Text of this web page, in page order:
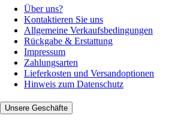
Über uns?
Kontaktieren Sie uns
Allgemeine Verkaufsbedingungen
Rückgabe & Erstattung
Impressum
Zahlungsarten
Lieferkosten und Versandoptionen
Hinweis zum Datenschutz
Unsere Geschäfte